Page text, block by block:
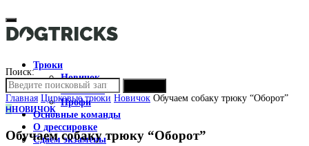
Трюки
Новичок
Любитель
Профи
Основные команды
О дрессировке
Сдаем экзамены
Поиск:
Главная Цирковые трюки Новичок Обучаем собаку трюку “Оборот”
ННОВИЧОК
Обучаем собаку трюку “Оборот”